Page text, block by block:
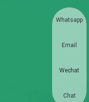
Whatsapp
Email
Wechat
Chat